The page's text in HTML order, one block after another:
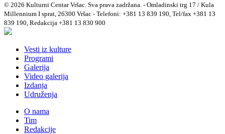
© 2026 Kulturni Centar Vršac. Sva prava zadržana. - Omladinski trg 17 / Kula
Millennium I sprat, 26300 Vršac - Telefoni: +381 13 839 190, Tel/fax +381 13
839 190, Redakcija +381 13 830 900
Vesti iz kulture
Programi
Galerija
Video galerija
Izdanja
Udruženja
O nama
Tim
Redakcije